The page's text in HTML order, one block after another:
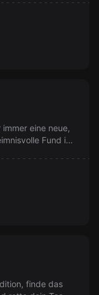
spät ist?
eine neue,
Fund in
finde das